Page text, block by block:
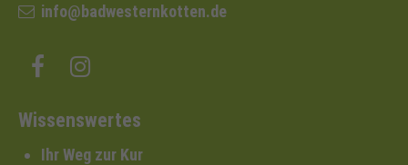
info@badwesternkotten.de
Wissenswertes
Ihr Weg zur Kur